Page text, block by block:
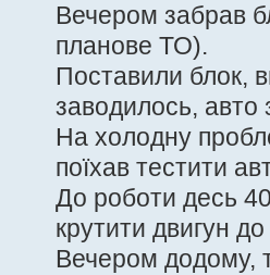
Вечером забрав
планове ТО).
Поставили блок,
заводилось, авто
На холодну
поїхав тестити
До роботи десь
крутити двигун
Вечером додому,